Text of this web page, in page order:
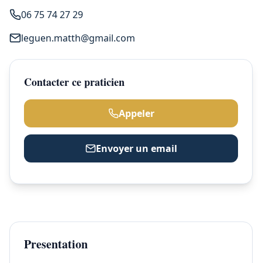
06 75 74 27 29
leguen.matth@gmail.com
Contacter ce praticien
Appeler
Envoyer un email
Presentation